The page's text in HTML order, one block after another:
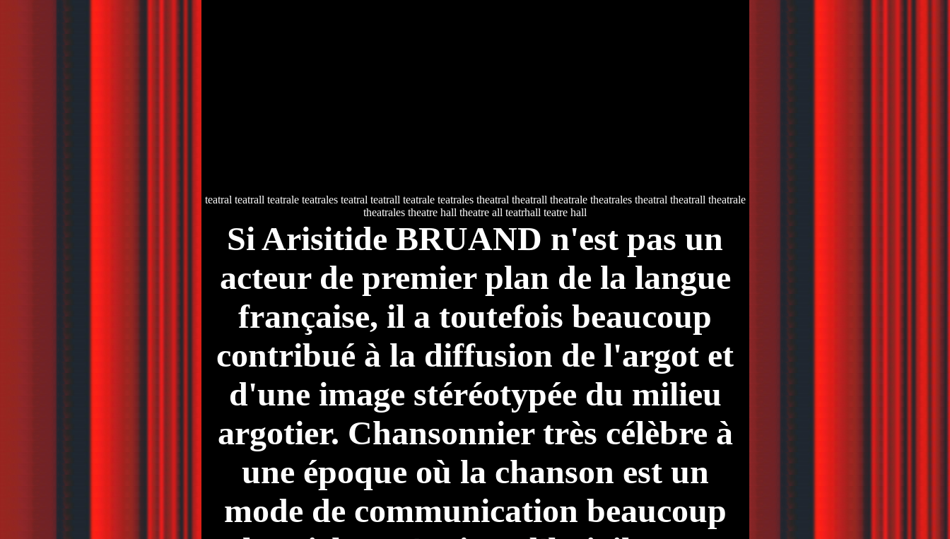
teatral teatrall teatrale teatrales teatral teatrall teatrale teatrales theatral theatrall theatrale theatrales theatral theatrall theatrale
theatrales theatre hall theatre all teatrhall teatre hall
Si Arisitide BRUAND n'est pas un
acteur de premier plan de la langue
française, il a toutefois beaucoup
contribué à la diffusion de l'argot et
d'une image stéréotypée du milieu
argotier. Chansonnier très célèbre à
une époque où la chanson est un
mode de communication beaucoup